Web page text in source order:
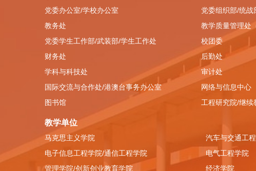
党委办公室/学校办公室 党委组织部/统战
教务处
教学质量管理处
党委学生工作部/武装部/学生工作处
校团委
财务处
后勤处
学科与科技处
审计处
国际交流与合作处/港澳台事务办公室
网络与信息中心
图书馆
工程研究院/继
教学单位
马克思主义学院 汽车与交通工
电子信息工程学院/通信工程学院
电气工程学院
管理学院/创新创业教育学院
经济学院